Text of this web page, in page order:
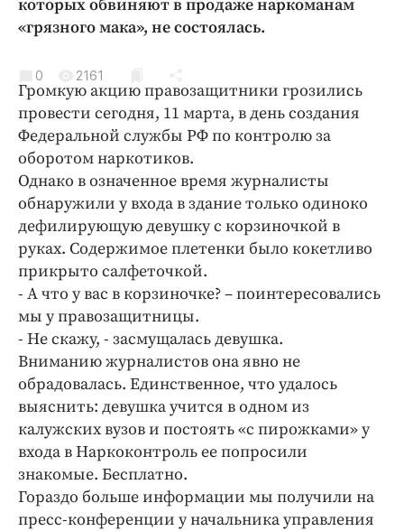
Криминал
Недвижимость и ЖКХ
Образование
Общество
Погода
Праздники
Происшествия
Спорт
Экономика и бизнес
ПРОЕКТЫ
Блоги
Издания
Медиаперсона
Интересное чтиво
Клиника года
Бренд года
Работодатель года
которых обвиняют в продаже наркоманам
«грязного мака», не состоялась.
0 2161
Громкую акцию правозащитники грозились
провести сегодня, 11 марта, в день создания
Федеральной службы РФ по контролю за
оборотом наркотиков.
Однако в означенное время журналисты
обнаружили у входа в здание только одиноко
дефилирующую девушку с корзиночкой в
руках. Содержимое плетенки было кокетливо
прикрыто салфеточкой.
- А что у вас в корзиночке? – поинтересовались
мы у правозащитницы.
- Не скажу, - засмущалась девушка.
Вниманию журналистов она явно не
обрадовалась. Единственное, что удалось
выяснить: девушка учится в одном из
калужских вузов и постоять «с пирожками» у
входа в Наркоконтроль ее попросили
знакомые. Бесплатно.
Гораздо больше информации мы получили на
пресс-конференции у начальника управления